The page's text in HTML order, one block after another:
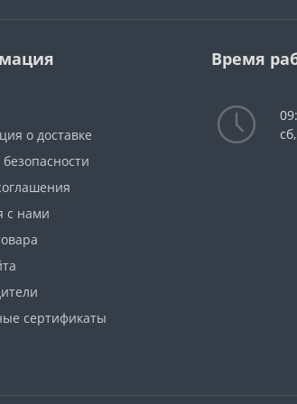
о доставке
с нами
сертификаты
Время